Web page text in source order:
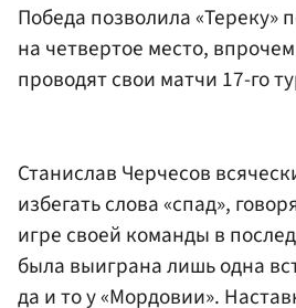
Победа позволила «Тереку»
на четвертое место,
проводят свои матчи 17-го
Станислав Черчесов
избегать слова «спад»,
игре своей команды в
была выиграна лишь одна
да и то у «Мордовии».